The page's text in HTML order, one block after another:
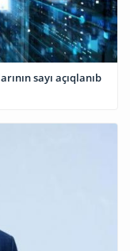
sayı açıqlanıb